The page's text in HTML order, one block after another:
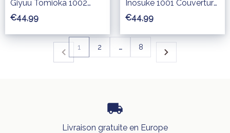
Giyuu Tomioka 1002
Couverture Plaid Polaire
€44,99
Inosuke 1001 Couverture
Plaid Polaire Plaid
€44,99
1 2 … 8
Livraison gratuite en Europe